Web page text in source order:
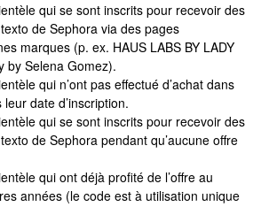
qui se sont inscrits pour recevoir des
de Sephora via des pages
marques (p. ex. HAUS LABS BY LADY
by Selena Gomez).
qui n’ont pas effectué d’achat dans
date d’inscription.
qui se sont inscrits pour recevoir des
de Sephora pendant qu’aucune offre
qui ont déjà profité de l’offre au
années (le code est à utilisation unique